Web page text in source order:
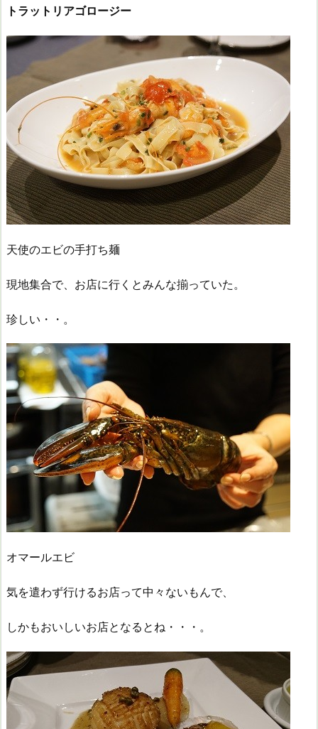
トラットリアゴロージー
天使のエビの手打ち麺
現地集合で、お店に行くとみんな揃っていた。
珍しい・・。
オマールエビ
気を遣わず行けるお店って中々ないもんで、
しかもおいしいお店となるとね・・・。